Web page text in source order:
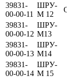
39831-
00-00-11
ШРУ-
М 12
39831-
00-00-12
ШРУ-
М13
39831-
00-00-13
ШРУ-
М14
39831-
00-00-14
ШРУ-
М 15